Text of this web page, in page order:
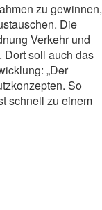
zu gewinnen,
Die
Verkehr und
Dort soll auch das
„Der
So
schnell zu einem